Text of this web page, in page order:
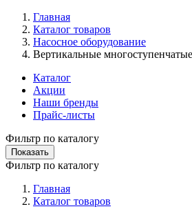
Главная
Каталог товаров
Насосное оборудование
Вертикальные
Каталог
Акции
Наши бренды
Прайс-листы
Фильтр по каталогу
Фильтр по каталогу
Главная
Каталог товаров